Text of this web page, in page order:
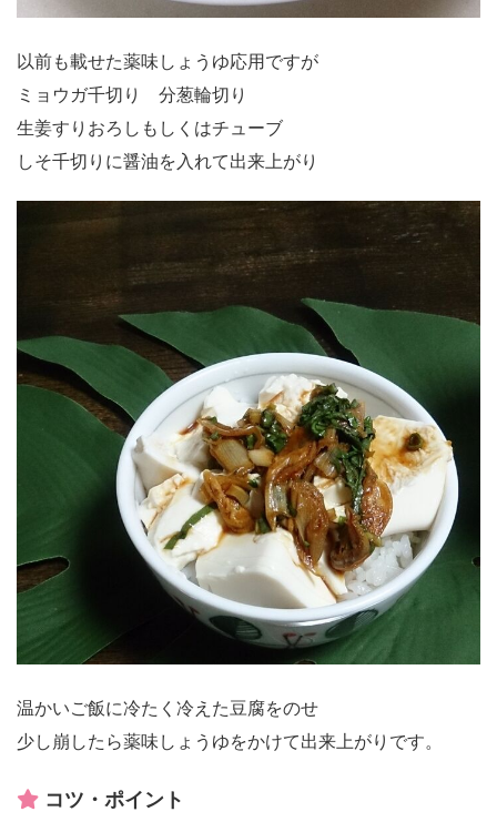
以前も載せた薬味しょうゆ応用ですが
ミョウガ千切り 分葱輪切り
生姜すりおろしもしくはチューブ
しそ千切りに醤油を入れて出来上がり
温かいご飯に冷たく冷えた豆腐をのせ
少し崩したら薬味しょうゆをかけて出来上がりです。
コツ・ポイント